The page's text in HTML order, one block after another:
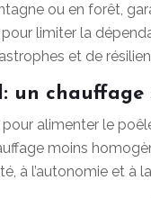
ou en forêt,
limiter la
et de
un chauffage
alimenter le
moins
à l’autonomie et